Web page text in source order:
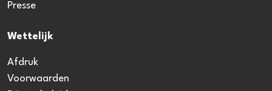
Presse
Wettelijk
Afdruk
Voorwaarden